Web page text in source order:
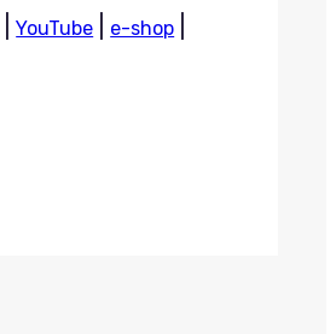
|YouTube e-shop